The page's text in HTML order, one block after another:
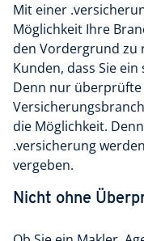
Mit einer
Möglichkeit Ihre
den Vordergrund zu
Kunden, dass Sie
Denn nur
die Möglichkeit.
.versicherung
vergeben.
Nicht ohne